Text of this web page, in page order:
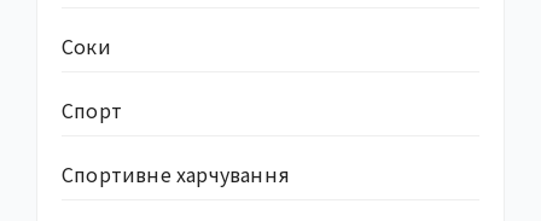
Соки
Спорт
Спортивне харчування